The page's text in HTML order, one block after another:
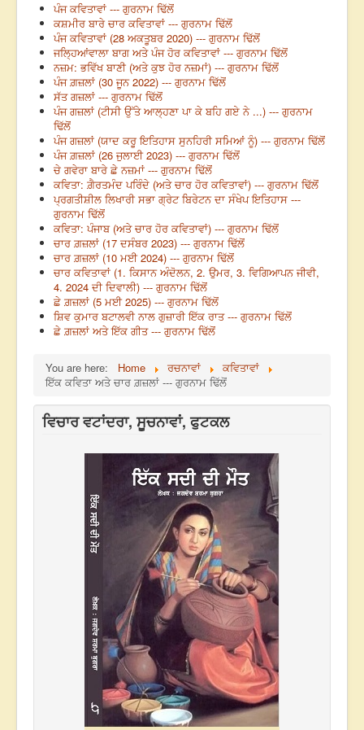
ਪੰਜ ਕਵਿਤਾਵਾਂ --- ਗੁਰਨਾਮ ਢਿੱਲੋਂ
ਕਸ਼ਮੀਰ ਬਾਰੇ ਚਾਰ ਕਵਿਤਾਵਾਂ --- ਗੁਰਨਾਮ ਢਿੱਲੋਂ
ਪੰਜ ਕਵਿਤਾਵਾਂ (28 ਅਕਤੂਬਰ 2020) --- ਗੁਰਨਾਮ ਢਿੱਲੋਂ
ਜਲ੍ਹਿਆਂਵਾਲਾ ਬਾਗ ਅਤੇ ਪੰਜ ਹੋਰ ਕਵਿਤਾਵਾਂ --- ਗੁਰਨਾਮ ਢਿੱਲੋਂ
ਨਜ਼ਮ: ਭਵਿੱਖ ਬਾਣੀ (ਅਤੇ ਕੁਝ ਹੋਰ ਨਜ਼ਮਾਂ) --- ਗੁਰਨਾਮ ਢਿੱਲੋਂ
ਪੰਜ ਗ਼ਜ਼ਲਾਂ (30 ਜੂਨ 2022) --- ਗੁਰਨਾਮ ਢਿੱਲੋਂ
ਸੱਤ ਗਜ਼ਲਾਂ --- ਗੁਰਨਾਮ ਢਿੱਲੋਂ
ਪੰਜ ਗਜ਼ਲਾਂ (ਟੀਸੀ ਉੱਤੇ ਆਲ੍ਹਣਾ ਪਾ ਕੇ ਬਹਿ ਗਏ ਨੇ ...) --- ਗੁਰਨਾਮ
ਢਿੱਲੋਂ
ਪੰਜ ਗਜ਼ਲਾਂ (ਯਾਦ ਕਰੂ ਇਤਿਹਾਸ ਸੁਨਹਿਰੀ ਸਮਿਆਂ ਨੂੰ) --- ਗੁਰਨਾਮ ਢਿੱਲੋਂ
ਪੰਜ ਗ਼ਜ਼ਲਾਂ (26 ਜੁਲਾਈ 2023) --- ਗੁਰਨਾਮ ਢਿੱਲੋਂ
ਚੇ ਗਵੇਰਾ ਬਾਰੇ ਛੇ ਨਜ਼ਮਾਂ --- ਗੁਰਨਾਮ ਢਿੱਲੋਂ
ਕਵਿਤਾ: ਗ਼ੈਰਤਮੰਦ ਪਰਿੰਦੇ (ਅਤੇ ਚਾਰ ਹੋਰ ਕਵਿਤਾਵਾਂ) --- ਗੁਰਨਾਮ ਢਿੱਲੋਂ
ਪ੍ਰਗਤੀਸ਼ੀਲ ਲਿਖਾਰੀ ਸਭਾ ਗ੍ਰੇਟ ਬਿਰੇਟਨ ਦਾ ਸੰਖੇਪ ਇਤਿਹਾਸ ---
ਗੁਰਨਾਮ ਢਿੱਲੋਂ
ਕਵਿਤਾ: ਪੰਜਾਬ (ਅਤੇ ਚਾਰ ਹੋਰ ਕਵਿਤਾਵਾਂ) --- ਗੁਰਨਾਮ ਢਿੱਲੋਂ
ਚਾਰ ਗ਼ਜ਼ਲਾਂ (17 ਦਸੰਬਰ 2023) --- ਗੁਰਨਾਮ ਢਿੱਲੋਂ
ਚਾਰ ਗ਼ਜ਼ਲਾਂ (10 ਮਈ 2024) --- ਗੁਰਨਾਮ ਢਿੱਲੋਂ
ਚਾਰ ਕਵਿਤਾਵਾਂ (1. ਕਿਸਾਨ ਅੰਦੋਲਨ, 2. ਉਮਰ, 3. ਵਿਗਿਆਪਨ ਜੀਵੀ,
4. 2024 ਦੀ ਦਿਵਾਲੀ) --- ਗੁਰਨਾਮ ਢਿੱਲੋਂ
ਛੇ ਗ਼ਜ਼ਲਾਂ (5 ਮਈ 2025) --- ਗੁਰਨਾਮ ਢਿੱਲੋਂ
ਸ਼ਿਵ ਕੁਮਾਰ ਬਟਾਲਵੀ ਨਾਲ ਗੁਜ਼ਾਰੀ ਇੱਕ ਰਾਤ --- ਗੁਰਨਾਮ ਢਿੱਲੋਂ
ਛੇ ਗ਼ਜ਼ਲਾਂ ਅਤੇ ਇੱਕ ਗੀਤ --- ਗੁਰਨਾਮ ਢਿੱਲੋਂ
You are here: Home ਰਚਨਾਵਾਂ
ਕਵਿਤਾਵਾਂ
ਇੱਕ ਕਵਿਤਾ ਅਤੇ ਚਾਰ ਗ਼ਜ਼ਲਾਂ --- ਗੁਰਨਾਮ ਢਿੱਲੋਂ
ਵਿਚਾਰ ਵਟਾਂਦਰਾ, ਸੂਚਨਾਵਾਂ, ਫੁਟਕਲ